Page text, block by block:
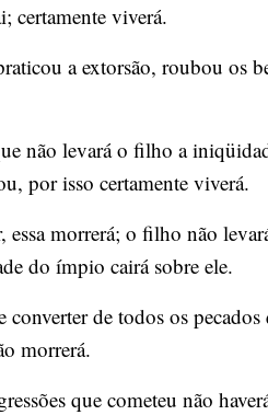
certamente viverá.
a extorsão, roubou os
não levará o filho a
por isso certamente viverá.
essa morrerá; o filho não
do ímpio cairá sobre ele.
converter de todos os
morrerá.
que cometeu não